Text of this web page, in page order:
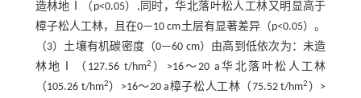
造林地Ⅰ（p<0.05）,同时，华北落叶松人工林又明显高于
樟子松人工林，且在0—10 cm土层有显著差异（p<0.05）。
（3）土壤有机碳密度（0—60 cm）由高到低依次为：未造
林地Ⅰ（127.56 t/hm2 ）>16～20 a华北落叶松人工林
（105.26 t/hm2）>16～20 a樟子松人工林（75.52 t/hm2 ）>